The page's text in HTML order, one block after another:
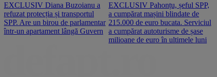
EXCLUSIV Diana Buzoianu a
refuzat protecția și transportul
SPP. Are un birou de parlamentar
într-un apartament lângă Guvern
EXCLUSIV Pahonțu, șeful SPP,
a cumpărat mașini blindate de
215.000 de euro bucata. Serviciul
a cumpărat autoturisme de șase
milioane de euro în ultimele luni